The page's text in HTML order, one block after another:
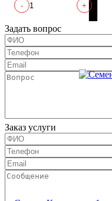
- +
Задать вопрос
Заказ услуги